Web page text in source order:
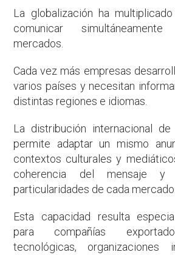
La globalización ha
comunicar
mercados.
Cada vez más empresas
varios países y necesitan
distintas regiones e idiomas.
La distribución internacional
permite adaptar un mismo
contextos culturales y
coherencia del mensaje y
particularidades de cada mercado.
Esta capacidad resulta
para compañías
tecnológicas, organizaciones